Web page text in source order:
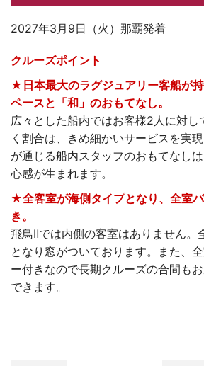
2027年3月9日（火）那覇発着
クルーズポイント
★日本最大のラグジュアリー客船が
ペースと「和」のおもてなし。
広々とした船内ではお客様2人に対し
く割合は、きめ細かいサービスを実
が通じる船内スタッフのおもてなし
心感が生まれます。
★全客室が海側タイプとなり、全室
き。
飛鳥Ⅱでは内側の客室はありません。
となり窓がついております。また、
ー付きなので長期クルーズの合間も
できます。